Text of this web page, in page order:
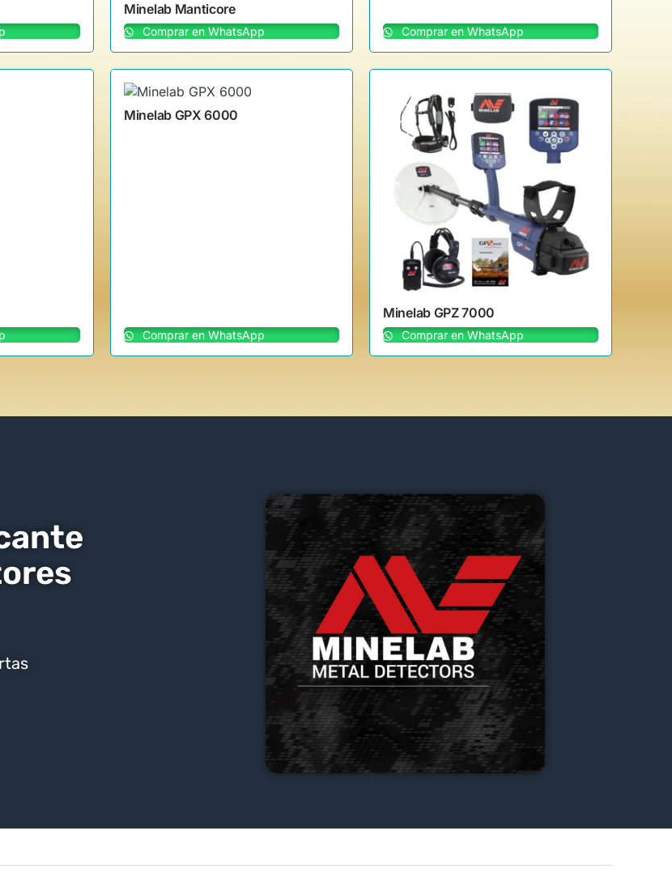
Minelab Manticore
Comprar en WhatsApp Comprar en WhatsApp
Minelab GPX 6000
Comprar en WhatsApp
Minelab GPZ 7000
Comprar en WhatsApp